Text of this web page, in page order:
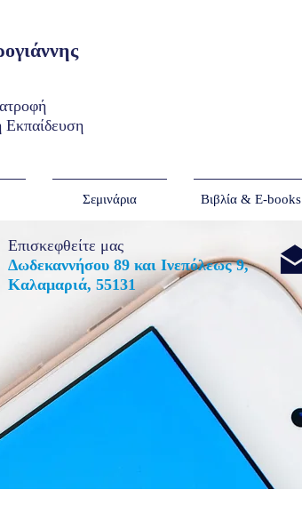
Εκπαίδευση
Σεμινάρια Βιβλία & E-books
Επισκεφθείτε μας
Δωδεκαννήσου 89 και Ινεπόλεως 9,
Καλαμαριά, 55131